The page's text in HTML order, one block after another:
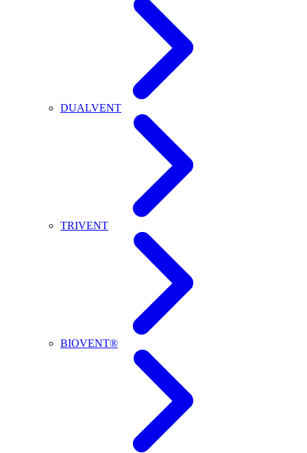
DUALVENT
TRIVENT
BIOVENT®